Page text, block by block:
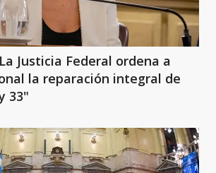
Justicia Federal ordena a
la reparación integral de
33"